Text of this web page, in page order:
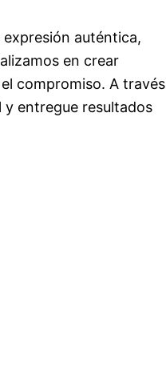
auténtica,
en crear
compromiso. A través
y entregue resultados